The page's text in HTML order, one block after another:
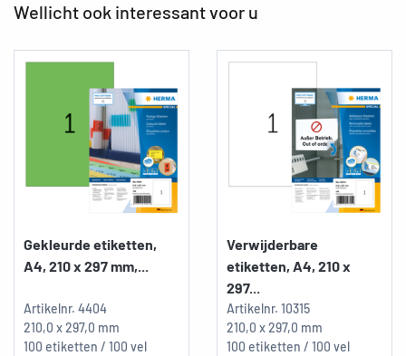
Wellicht ook interessant voor u
Gekleurde etiketten,
A4, 210 x 297 mm,...
Artikelnr. 4404
210,0 x 297,0 mm
100 etiketten / 100 vel
Verwijderbare
etiketten, A4, 210 x
297...
Artikelnr. 10315
210,0 x 297,0 mm
100 etiketten / 100 vel